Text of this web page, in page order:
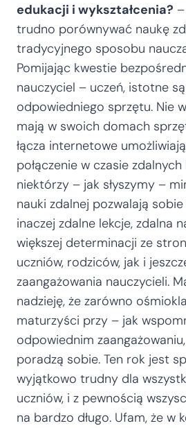
edukacji i wykształcenia?
trudno porównywać naukę
tradycyjnego sposobu
Pomijając kwestie
nauczyciel – uczeń, istotne
odpowiedniego sprzętu. Nie
mają w swoich domach
łącza internetowe
połączenie w czasie
niektórzy – jak słyszymy –
nauki zdalnej pozwalają
inaczej zdalne lekcje, zdalna
większej determinacji ze
uczniów, rodziców, jak i
zaangażowania nauczycieli.
nadzieję, że zarówno
maturzyści przy – jak
odpowiednim
poradzą sobie. Ten rok jest
wyjątkowo trudny dla
uczniów, i z pewnością
na bardzo długo. Ufam, że w